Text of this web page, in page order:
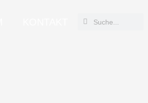
Suche
Suche